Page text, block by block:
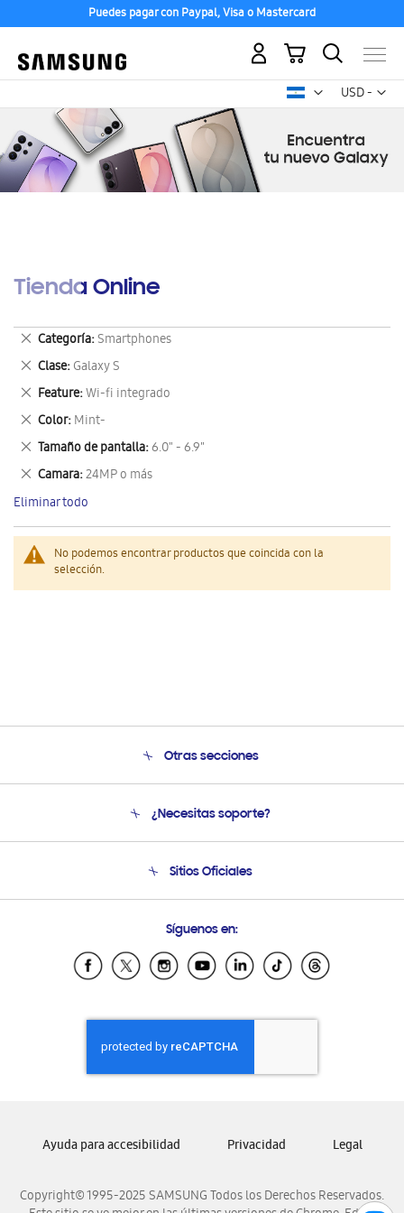
Puedes pagar con Paypal, Visa o Mastercard
USD -
dólar
Mi carrito
Tienda Online
No podemos encontrar productos que coincida con la
selección.
Categoría Smartphones
Eliminar
este
artículo
Clase Galaxy S
Eliminar
este
artículo
Feature Wi-fi integrado
Eliminar
este
artículo
Color Mint-
Eliminar
este
artículo
Tamaño de pantalla 6.0" - 6.9"
Eliminar
este
artículo
Camara 24MP o más
Eliminar
este
artículo
Eliminar todo
Otras secciones
Soporte
¿Necesitas soporte?
Soporte vía eMail
Sitios Oficiales
Samsung Ecuador
Samsung El Salvador
Samsung Honduras
Samsung Nicaragua
Samsung Panamá
Samsung Venezuela
Síguenos en:
Copyright© 1995-2025 SAMSUNG Todos los Derechos Reservados.
Ayuda para accesibilidad Privacidad Legal